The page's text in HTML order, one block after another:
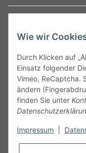
Leibnizstraße 2a
Germany
Phone:+49 40 5287270
Fax:+49 40 5281050
Email:sales@tow-
Wie wir
Durch Klicken auf
Einsatz folgender
Vimeo, ReCaptcha.
ändern
finden Sie unter
Impressum